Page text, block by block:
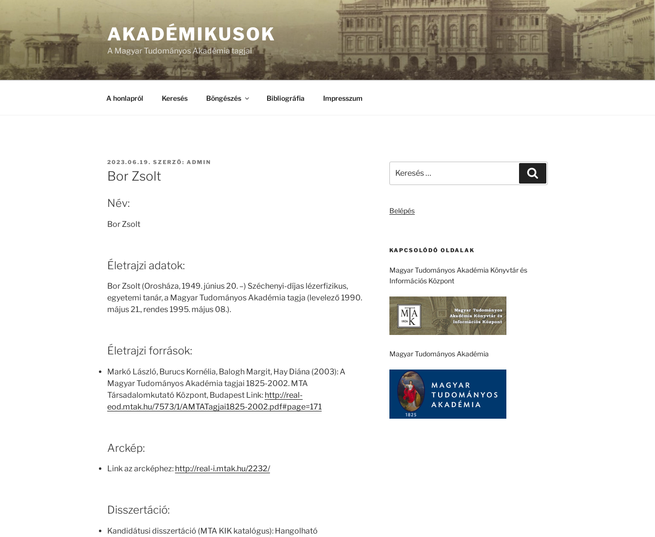
AKADÉMIKUSOK
A Magyar Tudományos Akadémia tagjai
A honlapról Keresés Böngészés Bibliográfia Impresszum
BEKÜLDVE:
2023.06.19. SZERZŐ: ADMIN
Bor Zsolt
Név:
Bor Zsolt
Életrajzi adatok:
Bor Zsolt (Orosháza, 1949. június 20. –) Széchenyi-díjas lézerfizikus,
egyetemi tanár, a Magyar Tudományos Akadémia tagja (levelező 1990.
május 21., rendes 1995. május 08.).
Életrajzi források:
Markó László, Burucs Kornélia, Balogh Margit, Hay Diána (2003): A
Magyar Tudományos Akadémia tagjai 1825-2002. MTA
Társadalomkutató Központ, Budapest Link: http://real-
eod.mtak.hu/7573/1/AMTATagjai1825-2002.pdf#page=171
Arckép:
Link az arcképhez: http://real-i.mtak.hu/2232/
Disszertáció:
Kandidátusi disszertáció (MTA KIK katalógus): Hangolható
következő
Belépés
KAPCSOLÓDÓ OLDALAK
Magyar Tudományos Akadémia Könyvtár és
Információs Központ
Magyar Tudományos Akadémia